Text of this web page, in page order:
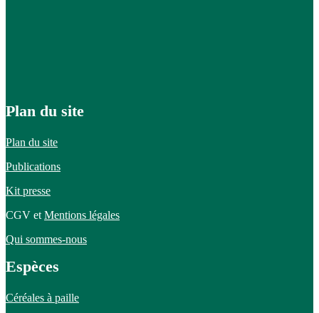
Plan du site
Plan du site
Publications
Kit presse
CGV et Mentions légales
Qui sommes-nous
Espèces
Céréales à paille